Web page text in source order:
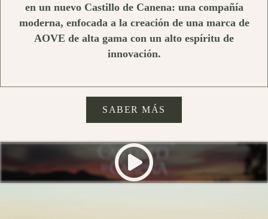
en un nuevo Castillo de Canena: una compañía
moderna, enfocada a la creación de una marca de
AOVE de alta gama con un alto espíritu de
innovación.
SABER MÁS